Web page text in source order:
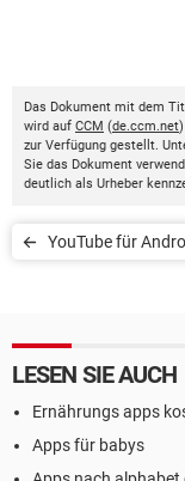
Das Dokument mit dem
wird auf CCM (de.ccm.net
zur Verfügung gestellt.
Sie das Dokument
deutlich als Urheber
YouTube für
LESEN SIE AUCH
Ernährungs apps
Apps für babys